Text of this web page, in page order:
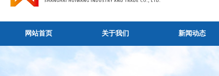
网站首页 关于我们 新闻动态